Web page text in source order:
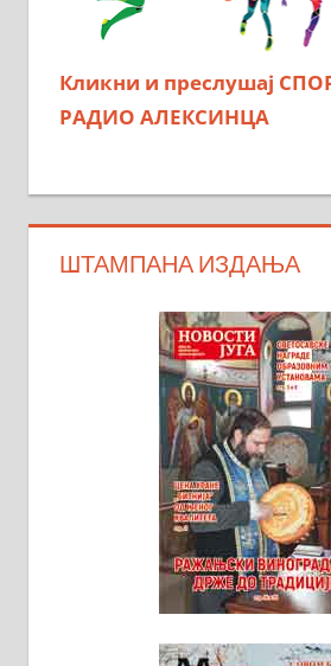
Кликни и преслушај
РАДИО АЛЕКСИНЦА
ШТАМПАНА ИЗДАЊА